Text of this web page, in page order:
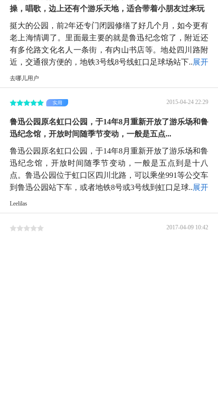
操，唱歌，边上还有个游乐天地，适合带着小朋友过来玩
挺大的公园，前2年还专门闭园修缮了好几个月，如今更有
老上海情调了。里面最主要的就是鲁迅纪念馆了，附近还
有多伦路文化名人一条街，有内山书店等。地处四川路附
近，交通很方便的，地铁3号线8号线虹口足球场站下...展开
去哪儿用户
2015-04-24 22:29
实用
鲁迅公园原名虹口公园，于14年8月重新开放了游乐场和鲁
迅纪念馆，开放时间随季节变动，一般是五点...
鲁迅公园原名虹口公园，于14年8月重新开放了游乐场和鲁
迅纪念馆，开放时间随季节变动，一般是五点到是十八
点。鲁迅公园位于虹口区四川北路，可以乘坐991等公交车
到鲁迅公园站下车，或者地铁8号或3号线到虹口足球...展开
Leelilas
2017-04-09 10:42